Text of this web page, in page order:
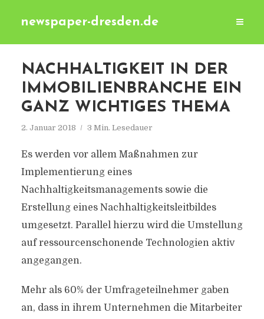
newspaper-dresden.de
NACHHALTIGKEIT IN DER
IMMOBILIENBRANCHE EIN
GANZ WICHTIGES THEMA
2. Januar 2018 3 Min. Lesedauer
Es werden vor allem Maßnahmen zur
Implementierung eines
Nachhaltigkeitsmanagements sowie die
Erstellung eines Nachhaltigkeitsleitbildes
umgesetzt. Parallel hierzu wird die Umstellung
auf ressourcenschonende Technologien aktiv
angegangen.
Mehr als 60% der Umfrageteilnehmer gaben
an, dass in ihrem Unternehmen die Mitarbeiter